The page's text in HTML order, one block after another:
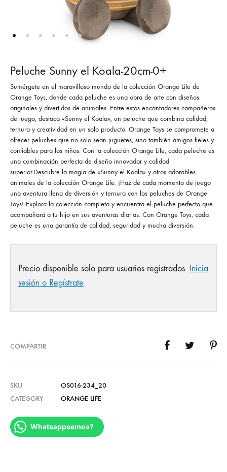
Peluche Sunny el Koala-20cm-0+
Sumérgete en el maravilloso mundo de la colección Orange Life de
Orange Toys, donde cada peluche es una obra de arte con diseños
originales y divertidos de animales. Entre estos encantadores compañeros
de juego, destaca «Sunny el Koala», un peluche que combina calidad,
ternura y creatividad en un solo producto. Orange Toys se compromete a
ofrecer peluches que no solo sean juguetes, sino también amigos fieles y
confiables para los niños. Con la colección Orange Life, cada peluche es
una combinación perfecta de diseño innovador y calidad
superior.Descubre la magia de «Sunny el Koala» y otros adorables
animales de la colección Orange Life. ¡Haz de cada momento de juego
una aventura llena de diversión y ternura con los peluches de Orange
Toys! Explora la colección completa y encuentra el peluche perfecto que
acompañará a tu hijo en sus aventuras diarias. Con Orange Toys, cada
peluche es una garantía de calidad, seguridad y mucha diversión.
Precio disponible solo para usuarios registrados. Inicia
sesión o Regístrate
COMPARTIR
SKU
OS016-234_20
CATEGORY
ORANGE LIFE
Whatsappeamos?